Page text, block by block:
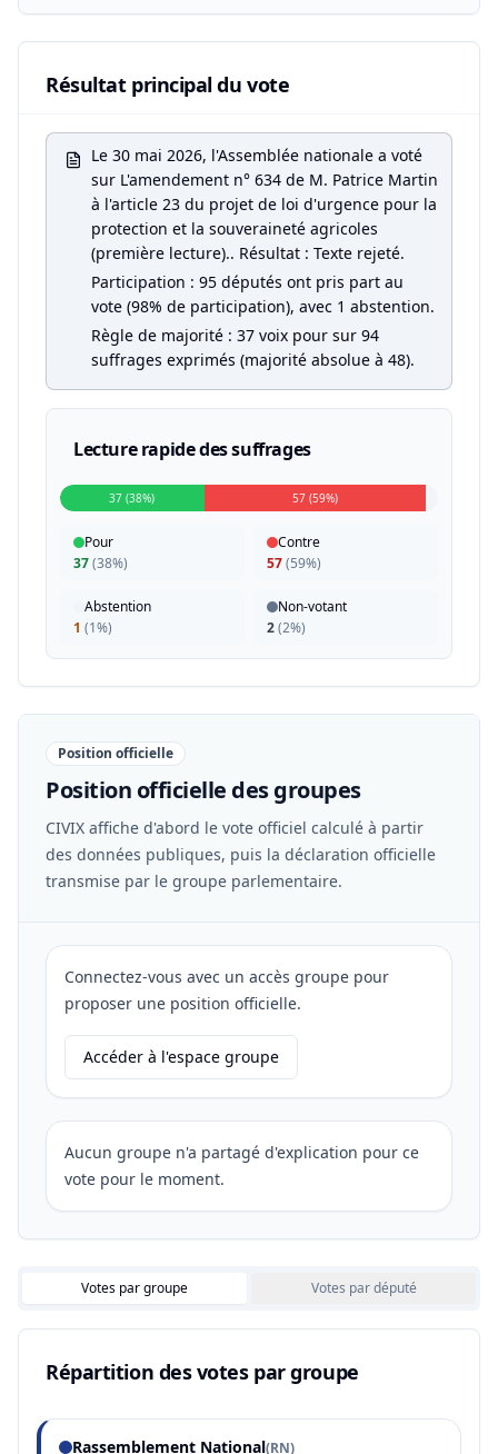
Résultat principal du vote
Le 30 mai 2026, l'Assemblée nationale a voté
sur L'amendement n° 634 de M. Patrice Martin
à l'article 23 du projet de loi d'urgence pour la
protection et la souveraineté agricoles
(première lecture).. Résultat : Texte rejeté.
Participation : 95 députés ont pris part au
vote (98% de participation), avec 1 abstention.
Règle de majorité : 37 voix pour sur 94
suffrages exprimés (majorité absolue à 48).
Lecture rapide des suffrages
37 (38%) 57 (59%)
Pour
37(38%)
Contre
57(59%)
Abstention
1 (1%)
Non-votant
2(2%)
Position officielle
Position officielle des groupes
CIVIX affiche d'abord le vote officiel calculé à partir
des données publiques, puis la déclaration officielle
transmise par le groupe parlementaire.
Connectez-vous avec un accès groupe pour
proposer une position officielle.
Accéder à l'espace groupe
Aucun groupe n'a partagé d'explication pour ce
vote pour le moment.
Votes par groupe Votes par député
Répartition des votes par groupe
Rassemblement National(RN)